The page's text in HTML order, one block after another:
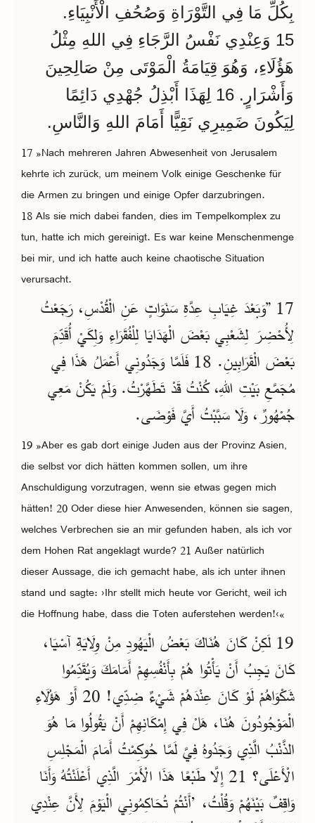
بِكُلِّ مَا فِي التَّوْرَاةِ وَصُحُفِ الْأَنْبِيَاءِ.
15 وَعِنْدِي نَفْسُ الرَّجَاءِ فِي اللهِ مِثْلُ
هَؤُلَاءِ، وَهُوَ قِيَامَةُ الْمَوْتَى مِنْ صَالِحِينَ
وَأَشْرَارٍ. 16 لِهَذَا أَبْذِلُ جُهْدِي دَائِمًا
لِيَكُونَ ضَمِيرِي نَقِيًّا أَمَامَ اللهِ وَالنَّاسِ.
17 »Nach mehreren Jahren Abwesenheit von Jerusalem
kehrte ich zurück, um meinem Volk einige Geschenke für
die Armen zu bringen und einige Opfer darzubringen.
18 Als sie mich dabei fanden, dies im Tempelkomplex zu
tun, hatte ich mich gereinigt. Es war keine Menschenmenge
bei mir, und ich hatte auch keine chaotische Situation
verursacht.
17 ”وَبَعْدَ غِيَابِ عِدَّةِ سَنَوَاتٍ عَنِ الْقُدْسِ، رَجَعْتُ
لِأُحْضِرَ لِشَعْبِي بَعْضَ الْهَدَايَا لِلْفُقَرَاءِ وَلِكَيْ أُقَدِّمَ
بَعْضَ الْقَرَابِينِ. 18 فَلَمَّا وَجَدُونِي أَعْمَلُ هَذَا فِي
مُجَمَّعِ بَيْتِ اللهِ، كُنْتُ قَدْ تَطَهَّرْتُ. وَلَمْ يَكُنْ مَعِي
جُمْهُورٌ، وَلَا سَبَّبْتُ أَيَّ فَوْضَى.
19 »Aber es gab dort einige Juden aus der Provinz Asien,
die selbst vor dich hätten kommen sollen, um ihre
Anschuldigung vorzutragen, wenn sie etwas gegen mich
hätten! 20 Oder diese hier Anwesenden, können sie sagen,
welches Verbrechen sie an mir gefunden haben, als ich vor
dem Hohen Rat angeklagt wurde? 21 Außer natürlich
dieser Aussage, die ich gemacht habe, als ich unter ihnen
stand und sagte: ›Ihr stellt mich heute vor Gericht, weil ich
die Hoffnung habe, dass die Toten auferstehen werden!‹«
19 لَكِنْ كَانَ هُنَاكَ بَعْضُ الْيَهُودِ مِنْ وِلَايَةِ آسْيَا،
كَانَ يَجِبُ أَنْ يَأْتُوا هُمْ بِأَنْفُسِهِمْ أَمَامَكَ وَيُقَدِّمُوا
شَكْوَاهُمْ لَوْ كَانَ عِنْدَهُمْ شَيْءٌ ضِدِّي! 20 أَوْ هَؤُلَاءِ
الْمَوْجُودُونَ هُنَا، هَلْ فِي إِمْكَانِهِمْ أَنْ يَقُولُوا مَا هُوَ
الذَّنْبُ الَّذِي وَجَدُوهُ فِيَّ لَمَّا حُوكِمْتُ أَمَامَ الْمَجْلِسِ
الْأَعْلَى؟ 21 إِلَّا طَبْعًا هَذَا الْأَمْرَ الَّذِي أَعْلَنْتُهُ وَأَنَا
وَاقِفٌ بَيْنَهُمْ وَقُلْتُ، ’أَنْتُمْ تُحَاكِمُونِي الْيَوْمَ لِأَنَّ عِنْدِي